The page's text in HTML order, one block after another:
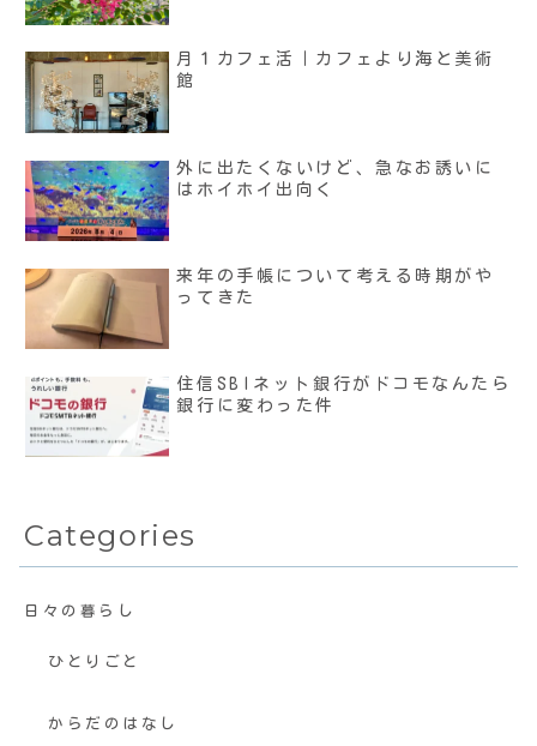
月１カフェ活｜カフェより海と美術
館
外に出たくないけど、急なお誘いに
はホイホイ出向く
来年の手帳について考える時期がや
ってきた
住信SBIネット銀行がドコモなんたら
銀行に変わった件
Categories
日々の暮らし
ひとりごと
からだのはなし